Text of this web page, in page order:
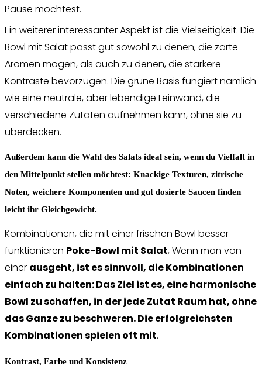
Pause möchtest.
Ein weiterer interessanter Aspekt ist die Vielseitigkeit. Die
Bowl mit Salat passt gut sowohl zu denen, die zarte
Aromen mögen, als auch zu denen, die stärkere
Kontraste bevorzugen. Die grüne Basis fungiert nämlich
wie eine neutrale, aber lebendige Leinwand, die
verschiedene Zutaten aufnehmen kann, ohne sie zu
überdecken.
Außerdem kann die Wahl des Salats ideal sein, wenn du Vielfalt in
den Mittelpunkt stellen möchtest: Knackige Texturen, zitrische
Noten, weichere Komponenten und gut dosierte Saucen finden
leicht ihr Gleichgewicht.
Kombinationen, die mit einer frischen Bowl besser
funktionieren Poke-Bowl mit Salat, Wenn man von
einer ausgeht, ist es sinnvoll, die Kombinationen
einfach zu halten: Das Ziel ist es, eine harmonische
Bowl zu schaffen, in der jede Zutat Raum hat, ohne
das Ganze zu beschweren. Die erfolgreichsten
Kombinationen spielen oft mit.
Kontrast, Farbe und Konsistenz